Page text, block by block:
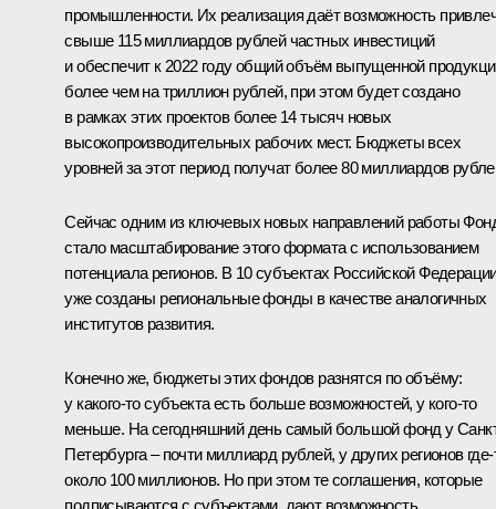
промышленности. Их реализация даёт возможность
свыше 115 миллиардов рублей частных инвестиций
и обеспечит к 2022 году общий объём выпущенной
более чем на триллион рублей, при этом будет создано
в рамках этих проектов более 14 тысяч новых
высокопроизводительных рабочих мест. Бюджеты всех
уровней за этот период получат более 80 миллиардов
Сейчас одним из ключевых новых направлений работы
стало масштабирование этого формата с использованием
потенциала регионов. В 10 субъектах Российской
уже созданы региональные фонды в качестве аналогичных
институтов развития.
Конечно же, бюджеты этих фондов разнятся по объёму:
у какого‑то субъекта есть больше возможностей, у кого‑то
меньше. На сегодняшний день самый большой фонд у
Петербурга – почти миллиард рублей, у других регионов
около 100 миллионов. Но при этом те соглашения, которые
подписываются с субъектами, дают возможность